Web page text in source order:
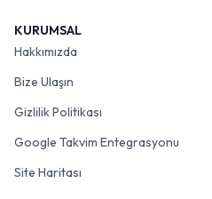
KURUMSAL
Hakkımızda
Bize Ulaşın
Gizlilik Politikası
Google Takvim Entegrasyonu
Site Haritası